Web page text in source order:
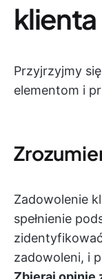
klienta
Przyjrzyjmy
elementom i
Zadowolenie
spełnienie
zadowoleni, i